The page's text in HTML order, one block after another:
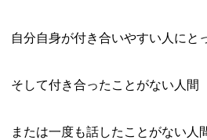
自分自身が付き合いやすい人にと
そして付き合ったことがない人間
または一度も話したことがない人